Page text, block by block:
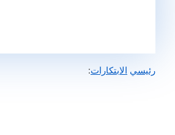
رئيسي الابتكارات: